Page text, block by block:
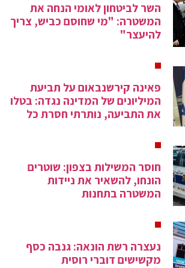
השר לביטחון לאומי הנחה את
המשטרה: "מי שחוסם כביש, צריך
להיעצר"
פאינה קירשנבאום על תביעת
המיליונים של המדינה נגדה: בטלו
את התביעה, נותרתי חסרת כל
חוסר המשילות בצפון: שוטרים
הונחו, להשאיר את ניידות
המשטרה בתחנות
נעצרה רשת הונאה: גנבה כסף
מקשישים דוברי רוסית